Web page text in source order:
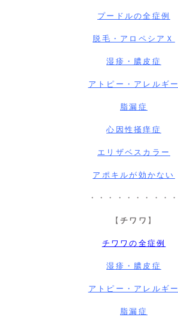
プードルの全症例
脱毛・アロペシアＸ
湿疹・膿皮症
アトピー・アレルギー
脂漏症
心因性掻痒症
エリザベスカラー
アポキルが効かない
・・・・・・・・・・
【チワワ 】
チワワの全症例
湿疹・膿皮症
アトピー・アレルギー
脂漏症